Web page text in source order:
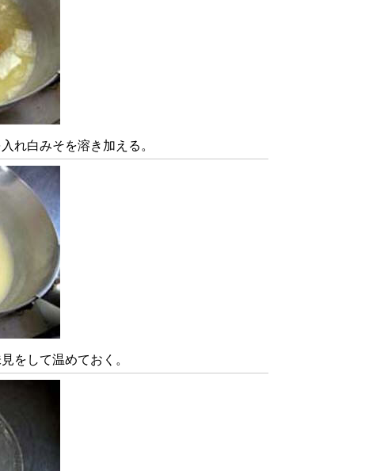
れ白みそを溶き加える。
をして温めておく。